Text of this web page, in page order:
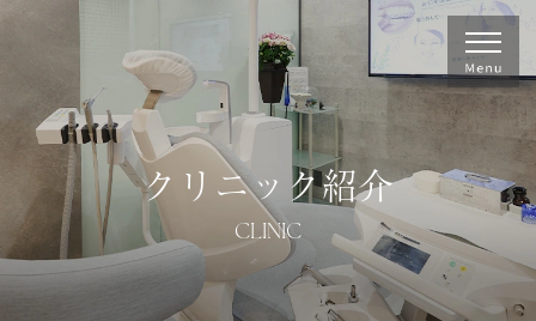
クリニック紹介
CLINIC